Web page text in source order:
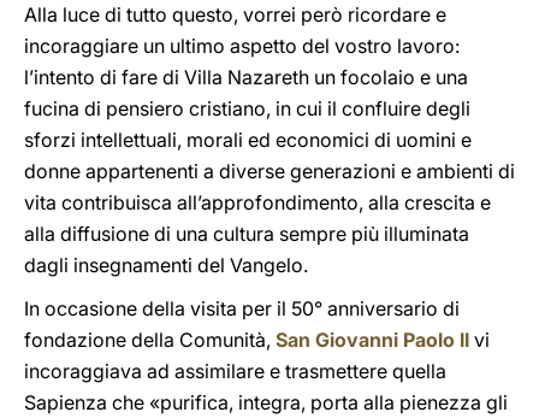
Alla luce di tutto questo, vorrei però ricordare e
incoraggiare un ultimo aspetto del vostro lavoro:
l’intento di fare di Villa Nazareth un focolaio e una
fucina di pensiero cristiano, in cui il confluire degli
sforzi intellettuali, morali ed economici di uomini e
donne appartenenti a diverse generazioni e ambienti di
vita contribuisca all’approfondimento, alla crescita e
alla diffusione di una cultura sempre più illuminata
dagli insegnamenti del Vangelo.
In occasione della visita per il 50° anniversario di
fondazione della Comunità, San Giovanni Paolo II vi
incoraggiava ad assimilare e trasmettere quella
Sapienza che «purifica, integra, porta alla pienezza gli